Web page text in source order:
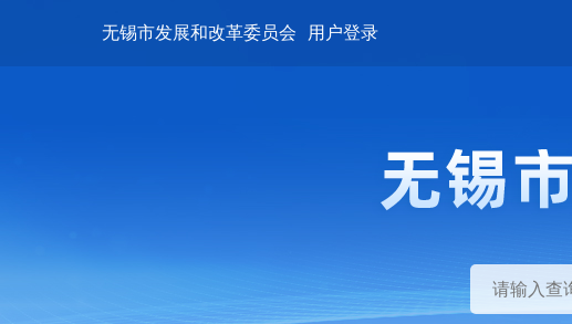
无锡市发展和改革委员会 用户登录